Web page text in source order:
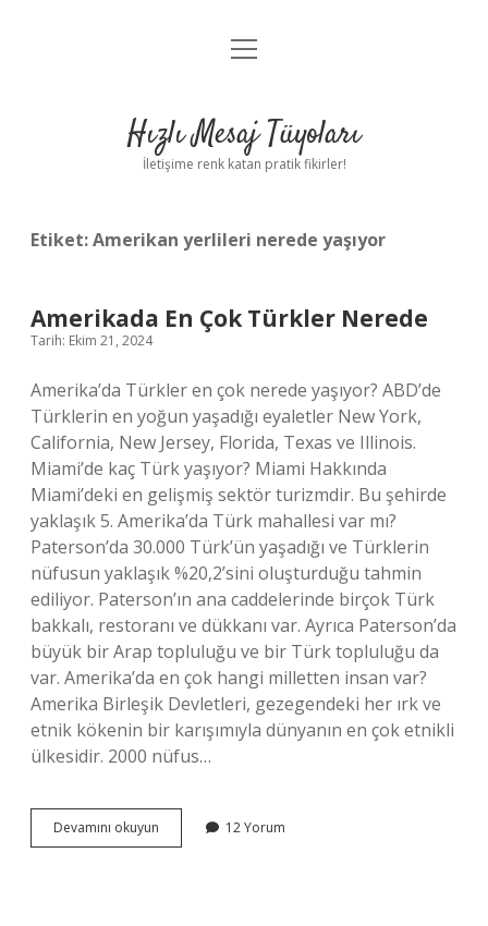
Anasayfa
Yasal Uyarı
menüyü
Hızlı Mesaj Tüyoları
İletişime renk katan pratik fikirler!
Etiket:Amerikan yerlileri nerede yaşıyor
Amerikada En Çok Türkler Nerede
Tarih: Ekim 21, 2024
Amerika’da Türkler en çok nerede yaşıyor? ABD’de
Türklerin en yoğun yaşadığı eyaletler New York,
California, New Jersey, Florida, Texas ve Illinois.
Miami’de kaç Türk yaşıyor? Miami Hakkında
Miami’deki en gelişmiş sektör turizmdir. Bu şehirde
yaklaşık 5. Amerika’da Türk mahallesi var mı?
Paterson’da 30.000 Türk’ün yaşadığı ve Türklerin
nüfusun yaklaşık %20,2’sini oluşturduğu tahmin
ediliyor. Paterson’ın ana caddelerinde birçok Türk
bakkalı, restoranı ve dükkanı var. Ayrıca Paterson’da
büyük bir Arap topluluğu ve bir Türk topluluğu da
var. Amerika’da en çok hangi milletten insan var?
Amerika Birleşik Devletleri, gezegendeki her ırk ve
etnik kökenin bir karışımıyla dünyanın en çok etnikli
ülkesidir. 2000 nüfus…
Devamını okuyun Amerikada
En
12 Yorum